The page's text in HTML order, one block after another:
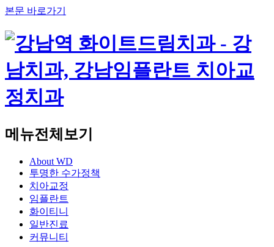
본문 바로가기
메뉴전체보기
About WD
투명한 수가정책
치아교정
임플란트
화이티니
일반진료
커뮤니티